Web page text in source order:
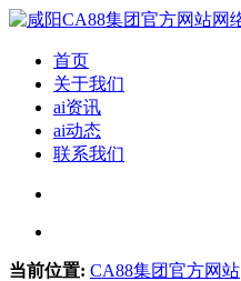
首页
关于我们
ai资讯
ai动态
联系我们
当前位置: CA88集团官方网站